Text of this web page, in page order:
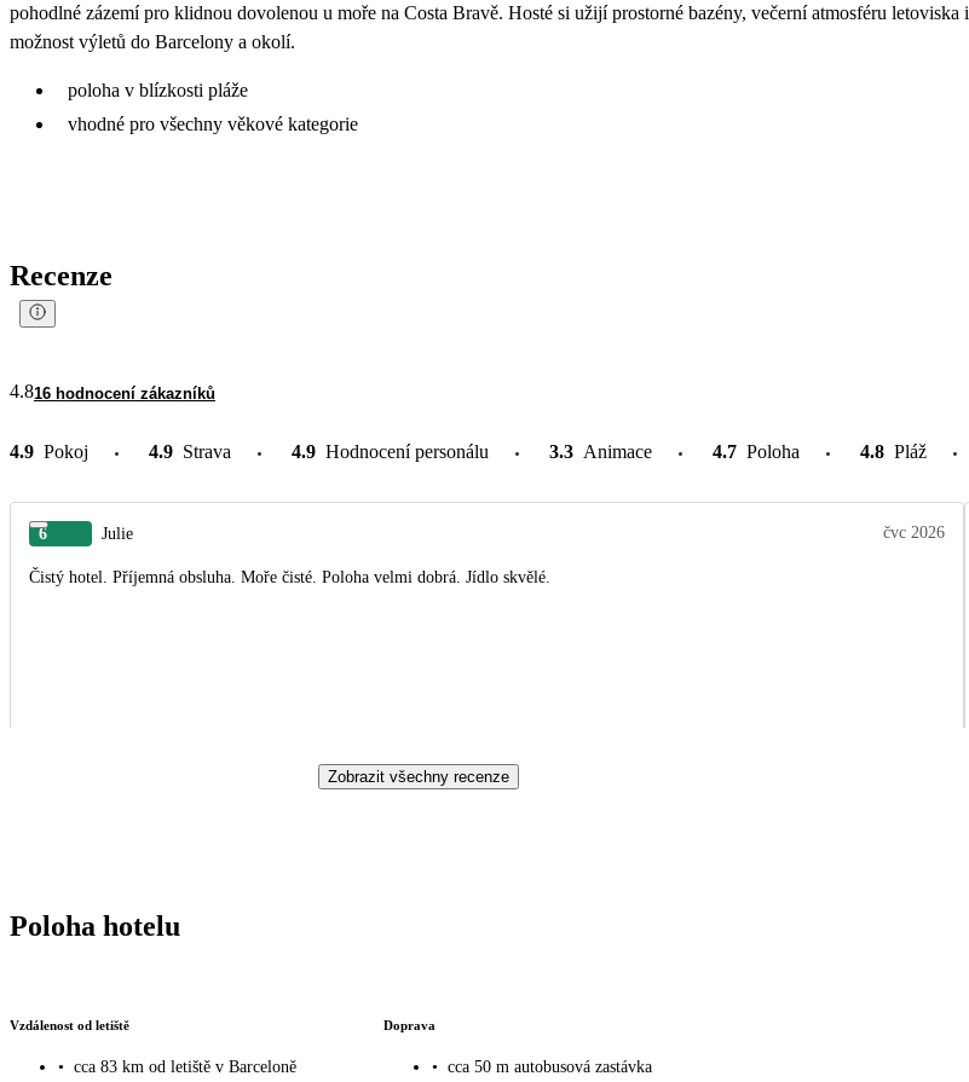
pohodlné zázemí pro klidnou dovolenou u moře na Costa Bravě. Hosté si užijí prostorné bazény, večerní atmosféru letoviska i
možnost výletů do Barcelony a okolí.
poloha v blízkosti pláže
vhodné pro všechny věkové kategorie
Recenze
4.816 hodnocení zákazníků
4.9 Pokoj 4.9 Strava 4.9 Hodnocení personálu 3.3 Animace 4.7 Poloha 4.8 Pláž
6 Julie čvc 2026
Čistý hotel. Příjemná obsluha. Moře čisté. Poloha velmi dobrá. Jídlo skvělé.
Zobrazit všechny recenze
Poloha hotelu
Vzdálenost od letiště
• cca 83 km od letiště v Barceloně
Doprava
• cca 50 m autobusová zastávka